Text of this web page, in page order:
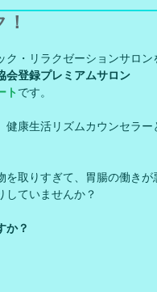
ク・リラクゼーションサロ
会登録プレミアムサロン
ト です。
健康生活リズムカウンセラ
を取りすぎて、胃腸の働きが
していませんか？
か？